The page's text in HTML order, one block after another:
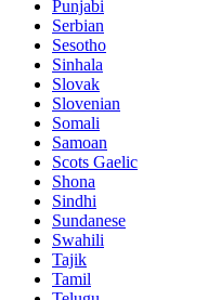
Punjabi
Serbian
Sesotho
Sinhala
Slovak
Slovenian
Somali
Samoan
Scots Gaelic
Shona
Sindhi
Sundanese
Swahili
Tajik
Tamil